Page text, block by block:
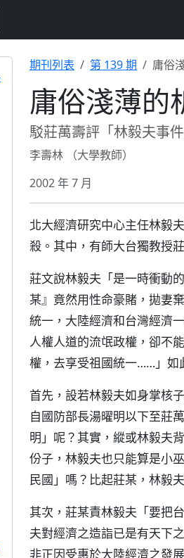
期刊列表 第 139 期 庸俗
庸俗淺薄的
駁莊萬壽評「林毅夫事件
李壽林 （大學教師）
2002 年 7 月
北大經濟研究中心主任林毅
殺。其中，有師大台獨教授
莊文說林毅夫「是一時衝動
某』竟然用性命豪賭，拋妻
統一，大陸經濟和台灣經濟
人權人道的流氓政權，卻不
權，去享受祖國統一……」如
首先，設若林毅夫如身掌核
自國防部長湯曜明以下至莊
明」呢？其實，縱或林毅夫
份子，林毅夫也只能算是小
民國」嗎？比起莊某，林毅
其次，莊某責林毅夫「要把
夫對經濟之造詣已是有天下
非正因受惠於大陸經濟之發